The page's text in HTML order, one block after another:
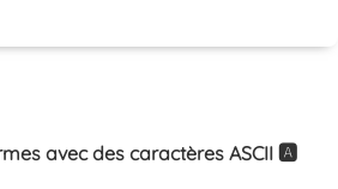
avec des caractères ASCII 🅰️